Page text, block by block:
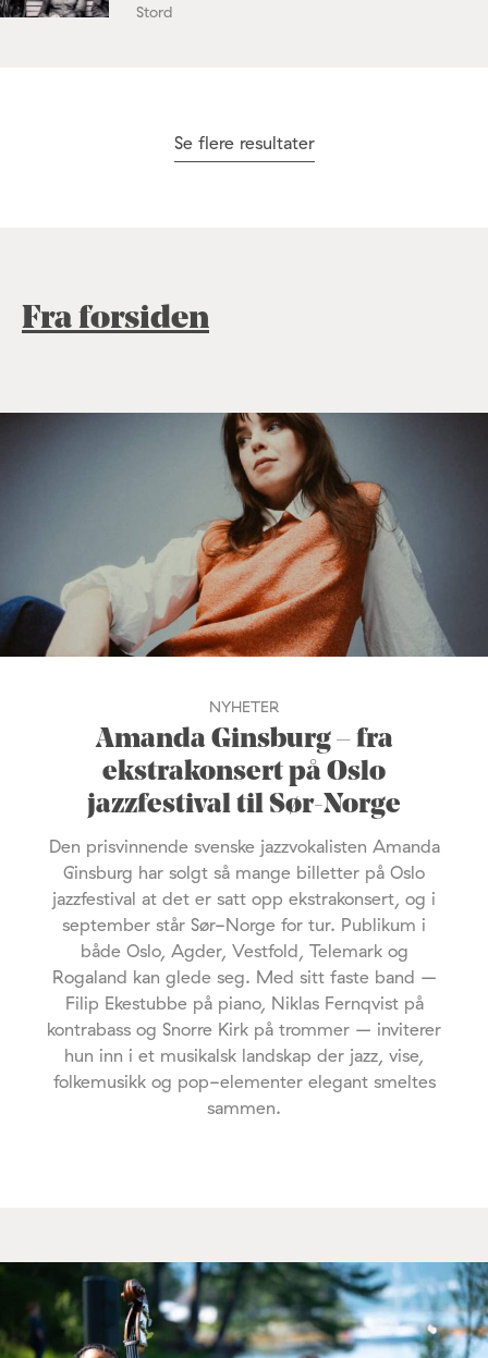
Stord
Se flere resultater
Fra forsiden
NYHETER
Amanda Ginsburg – fra
ekstrakonsert på Oslo
jazzfestival til Sør-Norge
Den prisvinnende svenske jazzvokalisten Amanda
Ginsburg har solgt så mange billetter på Oslo
jazzfestival at det er satt opp ekstrakonsert, og i
september står Sør-Norge for tur. Publikum i
både Oslo, Agder, Vestfold, Telemark og
Rogaland kan glede seg. Med sitt faste band –
Filip Ekestubbe på piano, Niklas Fernqvist på
kontrabass og Snorre Kirk på trommer – inviterer
hun inn i et musikalsk landskap der jazz, vise,
folkemusikk og pop-elementer elegant smeltes
sammen.